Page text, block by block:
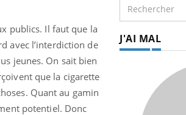
publics. Il faut que la
avec l’interdiction de
jeunes. On sait bien
que la cigarette
Quant au gamin
potentiel. Donc
J'AI MAL